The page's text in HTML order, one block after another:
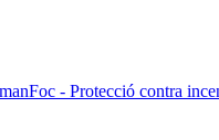
- Protecció contra